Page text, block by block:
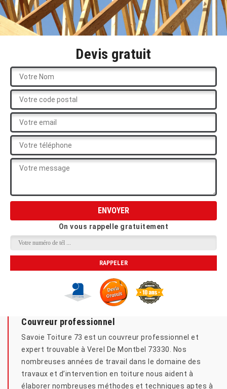
Devis gratuit
On vous rappelle gratuitement
Couvreur professionnel
Savoie Toiture 73 est un couvreur professionnel et
expert trouvable à Verel De Montbel 73330. Nos
nombreuses années de travail dans le domaine des
travaux et d’intervention en toiture nous aident à
élaborer nombreuses méthodes et techniques aptes à